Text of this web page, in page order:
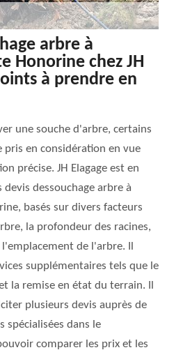
arbre à
Honorine chez JH
à prendre en
une souche d'arbre, certains
en considération en vue
précise. JH Elagage est en
dessouchage arbre à
basés sur divers facteurs
la profondeur des racines,
de l'arbre. Il
supplémentaires tels que le
la remise en état du terrain. Il
plusieurs devis auprès de
spécialisées dans le
comparer les prix et les